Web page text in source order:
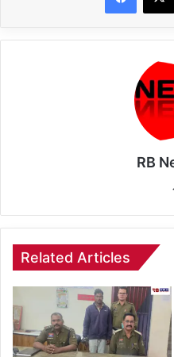
RB
Related Articles